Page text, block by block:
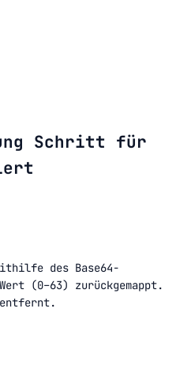
Schritt für
des Base64-
(0–63) zurückgemappt.
entfernt.